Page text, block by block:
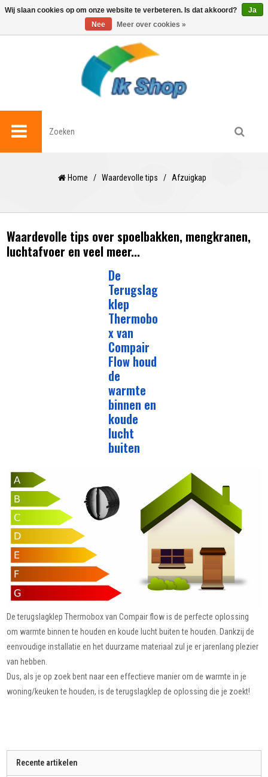
0
Home / Waardevolle tips / Afzuigkap
Waardevolle tips over spoelbakken, mengkranen,
luchtafvoer en veel meer...
De
Terugslag
klep
Thermobo
x van
Compair
Flow houd
de
warmte
binnen en
koude
lucht
buiten
De terugslagklep Thermobox van Compair flow is de perfecte oplossing
om warmte binnen te houden en koude lucht buiten te houden. Dankzij de
eenvoudige installatie en het duurzame materiaal zul je er jarenlang plezier
van hebben.
Dus, als je op zoek bent naar een effectieve manier om de warmte in je
woning/keuken te houden, is de terugslagklep de oplossing die je zoekt!
Recente artikelen
Wij slaan cookies op om onze website te verbeteren. Is dat akkoord?
Ja
Nee
Meer over cookies »